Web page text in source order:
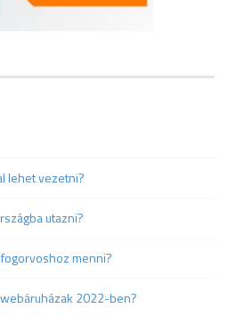
lehet vezetni?
utazni?
menni?
2022-ben?